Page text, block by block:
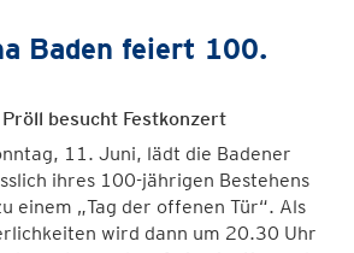
Baden feiert 100.
besucht Festkonzert
11. Juni, lädt die Badener
ihres 100-jährigen Bestehens
einem „Tag der offenen Tür“. Als
wird dann um 20.30 Uhr